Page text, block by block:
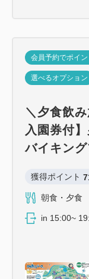
会員予約でポイ
選べるオプション
＼夕食飲
入園券付
バイキン
獲得ポイント
朝食・夕食
in 15:00~